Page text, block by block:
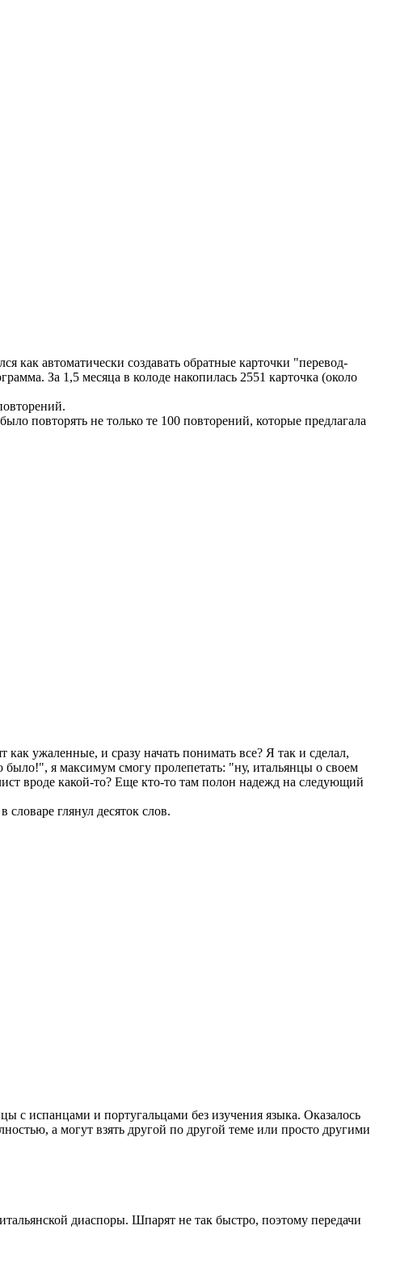
как автоматически создавать обратные карточки "перевод-
За 1,5 месяца в колоде накопилась 2551 карточка (около
повторять не только те 100 повторений, которые предлагала
ужаленные, и сразу начать понимать все? Я так и сделал,
я максимум смогу пролепетать: "ну, итальянцы о своем
вроде какой-то? Еще кто-то там полон надежд на следующий
глянул десяток слов.
с испанцами и португальцами без изучения языка. Оказалось
а могут взять другой по другой теме или просто другими
диаспоры. Шпарят не так быстро, поэтому передачи